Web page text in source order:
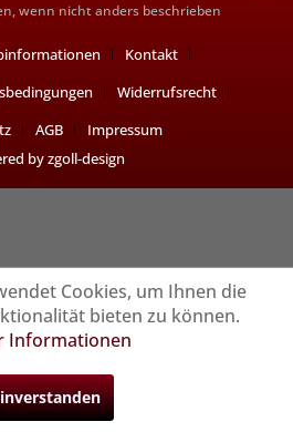
wenn nicht anders beschrieben
Kontakt
Widerrufsrecht
AGB
Impressum
by zgoll-design
Cookies, um Ihnen die
bieten zu können.
Informationen